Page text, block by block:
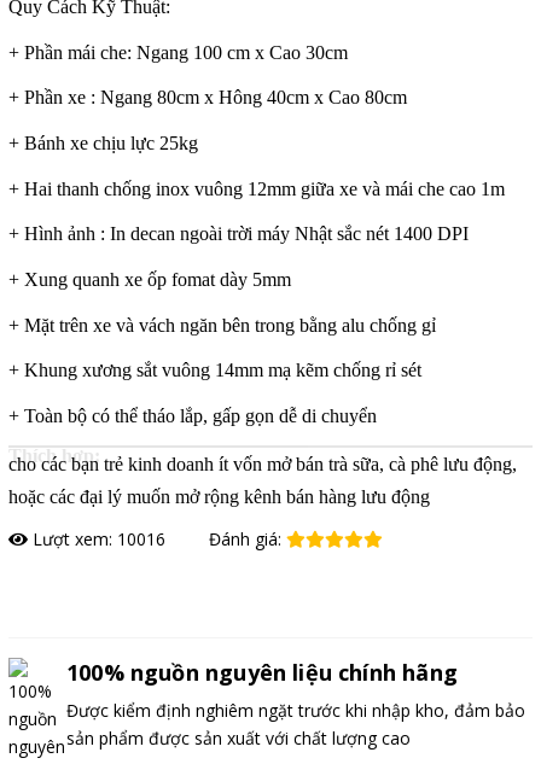
Quy Cách Kỹ Thuật:
+ Phần mái che: Ngang 100 cm x Cao 30cm
+ Phần xe : Ngang 80cm x Hông 40cm x Cao 80cm
+ Bánh xe chịu lực 25kg
+ Hai thanh chống inox vuông 12mm giữa xe và mái che cao 1m
+ Hình ảnh : In decan ngoài trời máy Nhật sắc nét 1400 DPI
+ Xung quanh xe ốp fomat dày 5mm
+ Mặt trên xe và vách ngăn bên trong bằng alu chống gỉ
+ Khung xương sắt vuông 14mm mạ kẽm chống rỉ sét
+ Toàn bộ có thể tháo lắp, gấp gọn dễ di chuyển
Thích hợp:
cho các bạn trẻ kinh doanh ít vốn mở bán trà sữa, cà phê lưu động,
hoặc các đại lý muốn mở rộng kênh bán hàng lưu động
Lượt xem: 10016 Đánh giá:
100% nguồn nguyên liệu chính hãng
Được kiểm định nghiêm ngặt trước khi nhập kho, đảm bảo
sản phẩm được sản xuất với chất lượng cao